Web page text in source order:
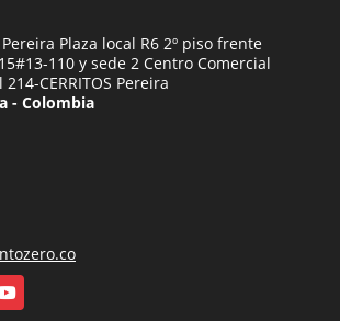
Plaza local R6 2º piso frente
110 y sede 2 Centro Comercial
CERRITOS Pereira
- Colombia